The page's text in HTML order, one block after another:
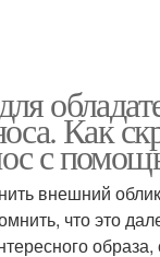
Как
с
внешний
что это